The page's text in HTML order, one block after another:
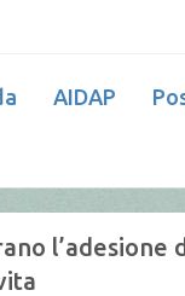
AIDAP
l’adesione